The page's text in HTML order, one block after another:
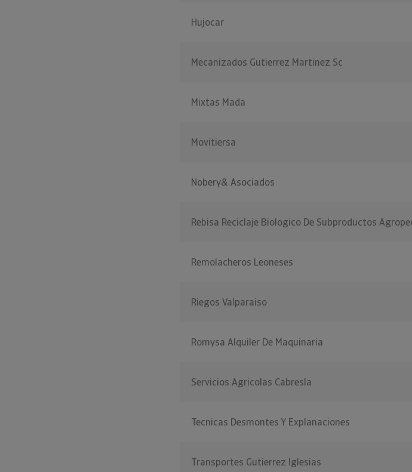
Hujocar
Mecanizados Gutierrez Martinez Sc
Mixtas Mada
Movitiersa
Nobery& Asociados
Rebisa Reciclaje Biologico De Subproductos
Remolacheros Leoneses
Riegos Valparaiso
Romysa Alquiler De Maquinaria
Servicios Agricolas Cabresla
Tecnicas Desmontes Y Explanaciones
Transportes Gutierrez Iglesias